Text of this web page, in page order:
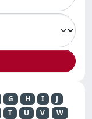
G H I
J
T U V
W